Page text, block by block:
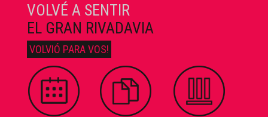
VOLVÉ A SENTIR
EL GRAN RIVADAVIA
VOLVIÓ PARA VOS!